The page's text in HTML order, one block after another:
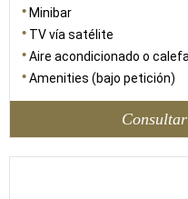
Minibar
TV vía satélite
Aire acondicionado o
Amenities (bajo petición)